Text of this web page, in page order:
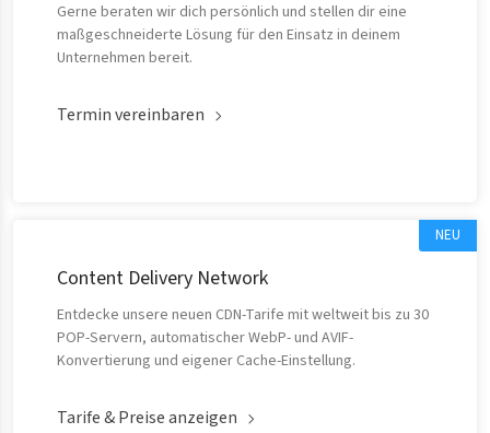
Gerne beraten wir dich persönlich und stellen dir eine
maßgeschneiderte Lösung für den Einsatz in deinem
Unternehmen bereit.
Termin vereinbaren
NEU
Content Delivery Network
Entdecke unsere neuen CDN-Tarife mit weltweit bis zu 30
POP-Servern, automatischer WebP- und AVIF-
Konvertierung und eigener Cache-Einstellung.
Tarife & Preise anzeigen